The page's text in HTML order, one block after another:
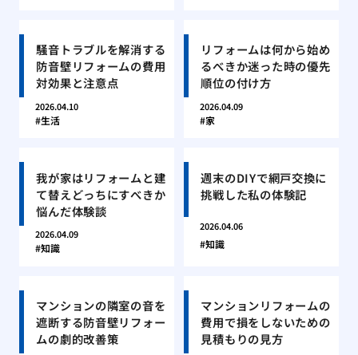
騒音トラブルを解消する
防音壁リフォームの費用
対効果と注意点
2026.04.10
生活
リフォームは何から始め
るべきか迷った時の優先
順位の付け方
2026.04.09
家
我が家はリフォームと建
て替えどっちにすべきか
悩んだ体験談
2026.04.09
知識
週末のDIYで網戸交換に
挑戦した私の体験記
2026.04.06
知識
マンションの隣室の音を
遮断する防音壁リフォー
ムの劇的改善策
マンションリフォームの
費用で損をしないための
見積もりの見方